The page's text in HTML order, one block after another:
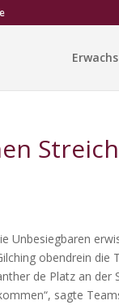
Streich
Unbesiegbaren
obendrein
de Platz an
sagte